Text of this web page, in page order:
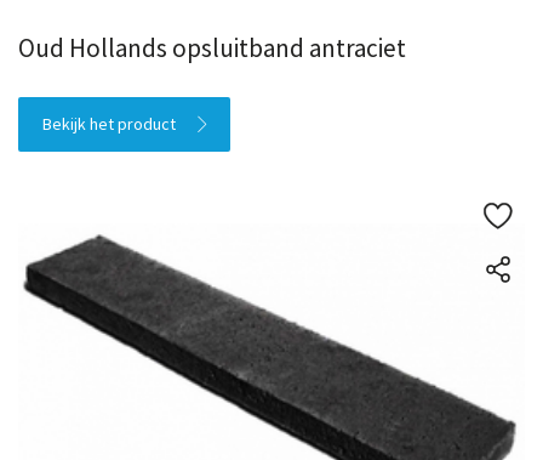
Oud Hollands opsluitband antraciet
Bekijk het product